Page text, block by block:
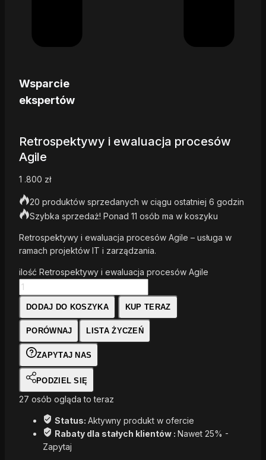
Wsparcie
ekspertów
Retrospektywy i ewaluacja procesów
Agile
1 .800 zł
20 produktów sprzedanych w ciągu ostatniej 6 godzin
Szybka sprzedaż! Ponad 11 osób ma w koszyku
Retrospektywy i ewaluacja procesów Agile – usługa w
ramach projektów IT i zarządzania.
ilość Retrospektywy i ewaluacja procesów Agile
DODAJ DO KOSZYKA KUP TERAZ
PORÓWNAJ LISTA ŻYCZEŃ
ZAPYTAJ NAS
PODZIEL SIĘ
27 osób ogląda to teraz
Status: Aktywny produkt w ofercie
Rabaty dla stałych klientów : Nawet 25% -
Zapytaj